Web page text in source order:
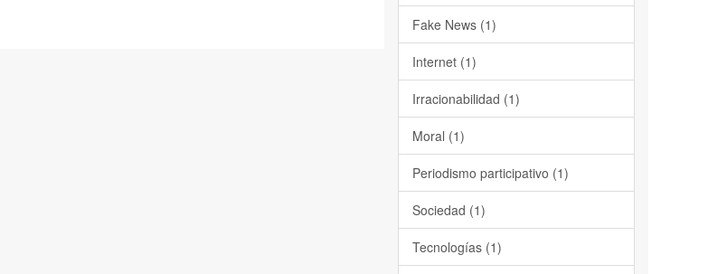
Fake News (1)
Internet (1)
Irracionabilidad (1)
Moral (1)
Periodismo participativo (1)
Sociedad (1)
Tecnologías (1)